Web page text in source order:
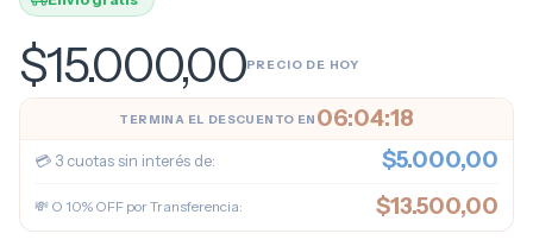
$15.000,00PRECIO DE HOY
TERMINA EL DESCUENTO EN 06:04:17
💳 3 cuotas sin interés de: $5.000,00
💸 O 10% OFF por Transferencia: $13.500,00